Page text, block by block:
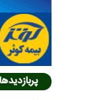
پربازدیدها